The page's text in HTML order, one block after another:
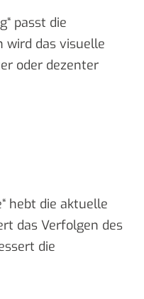
passt die
wird das visuelle
oder dezenter
hebt die aktuelle
das Verfolgen des
die